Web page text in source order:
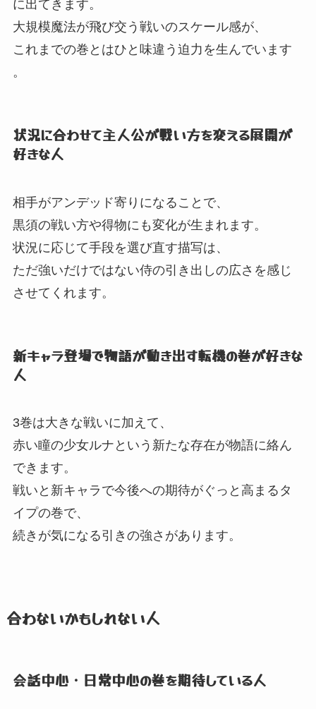
に出てきます。
大規模魔法が飛び交う戦いのスケール感が、
これまでの巻とはひと味違う迫力を生んでいます
。
状況に合わせて主人公が戦い方を変える展開が
好きな人
相手がアンデッド寄りになることで、
黒須の戦い方や得物にも変化が生まれます。
状況に応じて手段を選び直す描写は、
ただ強いだけではない侍の引き出しの広さを感じ
させてくれます。
新キャラ登場で物語が動き出す転機の巻が好きな
人
3巻は大きな戦いに加えて、
赤い瞳の少女ルナという新たな存在が物語に絡ん
できます。
戦いと新キャラで今後への期待がぐっと高まるタ
イプの巻で、
続きが気になる引きの強さがあります。
合わないかもしれない人
会話中心・日常中心の巻を期待している人